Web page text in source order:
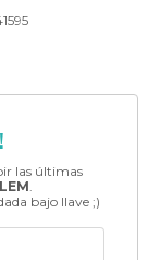
las últimas
bajo llave ;)